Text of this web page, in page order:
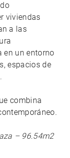
viviendas
a las
en un entorno
espacios de
combina
– 96.54m2